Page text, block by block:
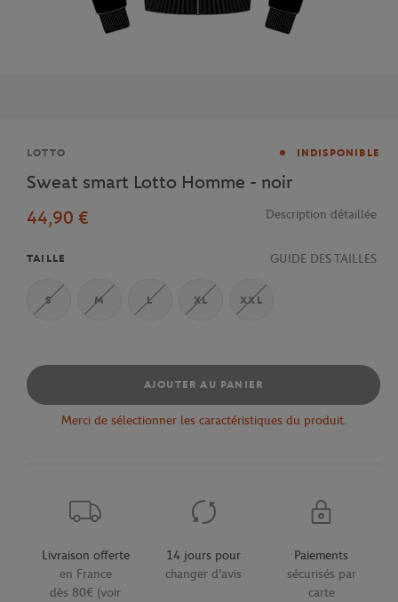
Marque
LOTTO INDISPONIBLE
Sweat smart Lotto Homme - noir
44,90 €
Description détaillée
TAILLE GUIDE DES TAILLES
S M L XL XXL
AJOUTER AU PANIER
Merci de sélectionner les caractéristiques du produit.
Livraison offerte
en France
dès 80€ (voir
14 jours pour
changer d'avis
Paiements
sécurisés par
carte